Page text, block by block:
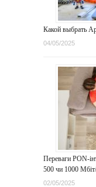
Какой выбрать
04/05/2025
Переваги PON-
500 чи 1000
02/05/2025